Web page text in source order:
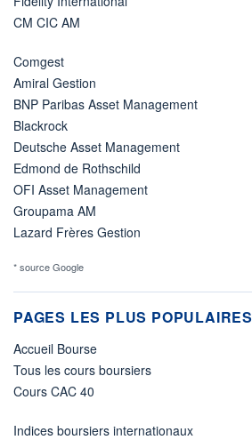
CM CIC AM
Comgest
Amiral Gestion
BNP Paribas Asset Management
Blackrock
Deutsche Asset Management
Edmond de Rothschild
OFI Asset Management
Groupama AM
Lazard Frères Gestion
* source Google
PAGES LES PLUS POPULAIRES
Accueil Bourse
Tous les cours boursiers
Cours CAC 40
Indices boursiers internationaux